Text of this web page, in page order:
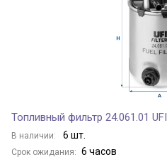
Топливный фильтр 24.061.01 UFI
В наличии: 6 шт.
Срок ожидания: 6 часов